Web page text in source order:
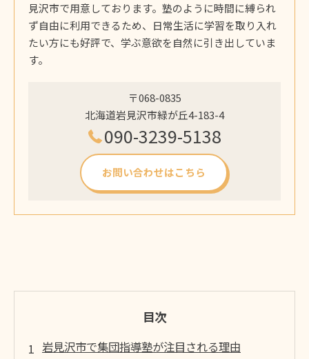
見沢市で用意しております。塾のように時間に縛られ
ず自由に利用できるため、日常生活に学習を取り入れ
たい方にも好評で、学ぶ意欲を自然に引き出していま
す。
〒068-0835
北海道岩見沢市緑が丘4-183-4
090-3239-5138
お問い合わせはこちら
目次
岩見沢市で集団指導塾が注目される理由